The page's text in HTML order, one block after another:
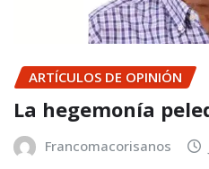
ARTÍCULOS DE OPINIÓN
La hegemonía
Francomacorisanos